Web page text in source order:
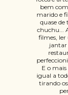
bem
marido e
quase de
chuchu...
filmes,
E o
igual a
tirando